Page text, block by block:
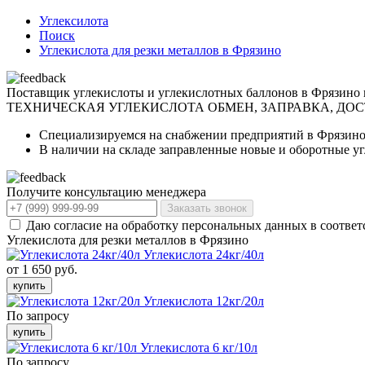
Углексилота
Поиск
Углекислота для резки металлов в Фрязино
Поставщик углекислоты и углекислотных баллонов в Фрязино
ТЕХНИЧЕСКАЯ УГЛЕКИСЛОТА ОБМЕН, ЗАПРАВКА,
Специализируемся на снабжении предприятий в
В наличии на складе заправленные новые и оборотные
Получите консультацию менеджера
Заказать звонок
Даю согласие на обработку персональных данных в
Углекислота для резки металлов в Фрязино
Углекислота 24кг/40л
от 1 650 руб.
купить
Углекислота 12кг/20л
По запросу
купить
Углекислота 6 кг/10л
По запросу